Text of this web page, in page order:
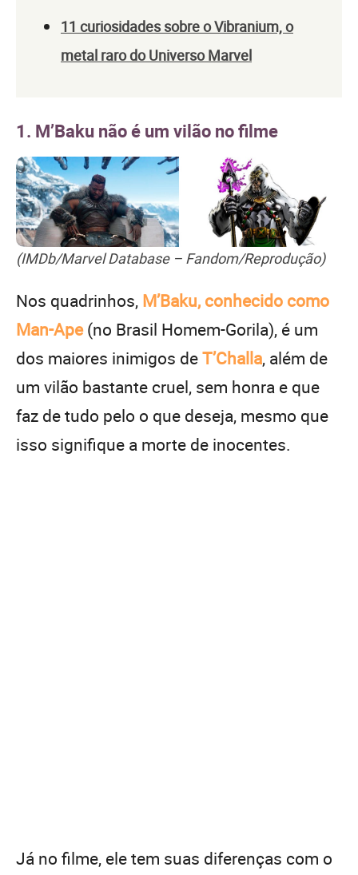
11 curiosidades sobre o Vibranium, o
metal raro do Universo Marvel
1. M’Baku não é um vilão no filme
(IMDb/Marvel Database – Fandom/Reprodução)
Nos quadrinhos, M’Baku, conhecido como
Man-Ape(no Brasil Homem-Gorila), é um
dos maiores inimigos deT’Challa, além de
um vilão bastante cruel, sem honra e que
faz de tudo pelo o que deseja, mesmo que
isso signifique a morte de inocentes.
Já no filme, ele tem suas diferenças com o